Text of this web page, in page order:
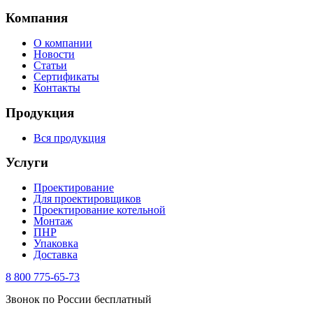
Компания
О компании
Новости
Статьи
Сертификаты
Контакты
Продукция
Вся продукция
Услуги
Проектирование
Для проектировщиков
Проектирование котельной
Монтаж
ПНР
Упаковка
Доставка
8 800 775-65-73
Звонок по России бесплатный